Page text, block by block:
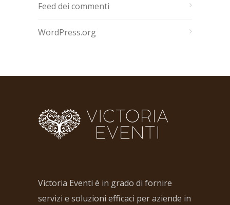
Feed dei commenti
WordPress.org
Victoria Eventi è in grado di fornire
servizi e soluzioni efficaci per aziende in